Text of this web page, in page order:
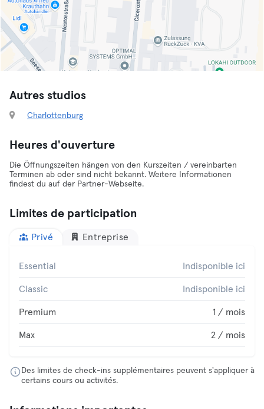
Autres studios
Charlottenburg
Heures d'ouverture
Die Öffnungszeiten hängen von den Kurszeiten / vereinbarten
Terminen ab oder sind nicht bekannt. Weitere Informationen
findest du auf der Partner-Webseite.
Limites de participation
Privé Entreprise
Essential Indisponible ici
Classic Indisponible ici
Premium 1 / mois
Max 2 / mois
Des limites de check-ins supplémentaires peuvent s'appliquer à
certains cours ou activités.